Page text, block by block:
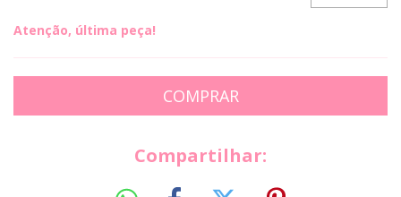
Atenção, última peça!
Compartilhar: